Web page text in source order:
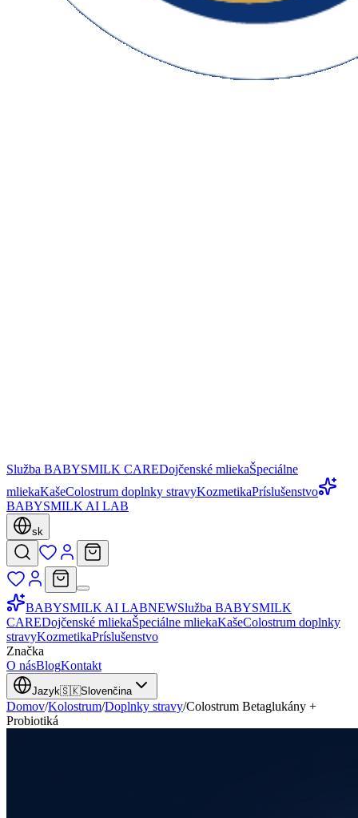
Služba BABYSMILK CAREDojčenské mliekaŠpeciálne
mliekaKašeColostrum doplnky stravyKozmetikaPríslušenstvo
BABYSMILK AI LAB
sk
BABYSMILK AI LABNEWSlužba BABYSMILK
CAREDojčenské mliekaŠpeciálne mliekaKašeColostrum doplnky
stravyKozmetikaPríslušenstvo
Značka
O násBlogKontakt
Jazyk🇸🇰Slovenčina
Domov/Kolostrum/Doplnky stravy/Colostrum Betaglukány +
Probiotiká